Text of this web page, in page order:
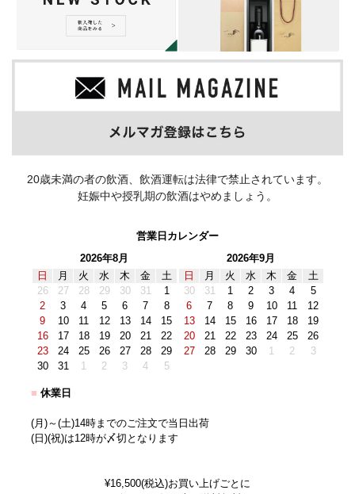
20歳未満の者の飲酒、飲酒運転は法律で禁止されています。
妊娠中や授乳期の飲酒はやめましょう。
営業日カレンダー
2026年8月
日
月 火 水 木 金
土
26
27 28 29 30 31
1
2
3 4 5 6 7
8
9
10 11 12 13 14
15
16
17 18 19 20 21
22
23
24 25 26 27 28
29
30
31 1 2 3 4 5
2026年9月
日
月 火 水 木 金
土
30
31 1 2 3 4
5
6
7 8 9 10 11
12
13
14 15 16 17 18
19
20
21 22 23 24 25
26
27
28 29 30 1 2 3
■ 休業日
(月)～(土)14時までのご注文で当日出荷
(日)(祝)は12時が〆切となります
¥16,500(税込)お買い上げごとに